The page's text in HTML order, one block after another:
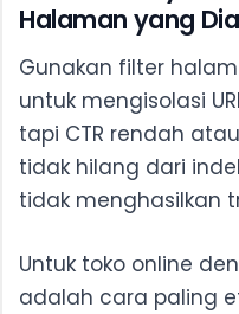
Halaman yang
Gunakan filter
untuk mengisolasi
tapi CTR rendah
tidak hilang dari
tidak menghasilkan
Untuk toko online
adalah cara paling